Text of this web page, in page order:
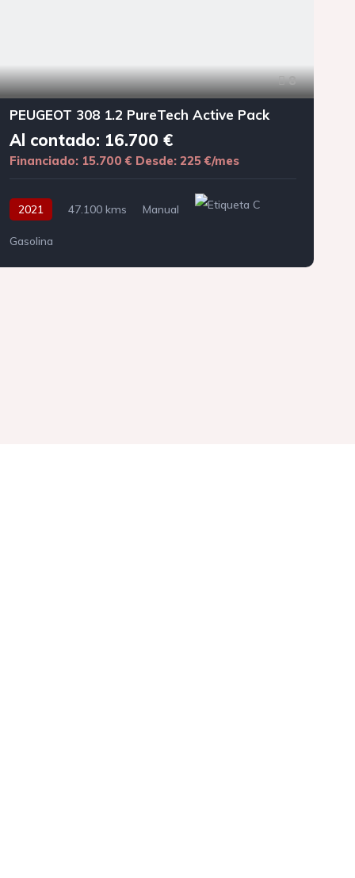
8
PEUGEOT 308 1.2 PureTech Active Pack
Al contado: 16.700 €
Financiado: 15.700 € Desde: 225 €/mes
2021 47.100 kms Manual
Gasolina